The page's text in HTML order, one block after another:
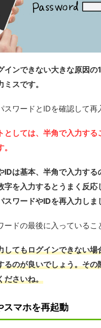
インできない大きな原因の
ミスです。
スワードとIDを確認して再
としては、半角で入力する
IDは基本、半角で入力する
字を入力するとうまく反応
スワードやIDを再入力しま
ードの最後に入っているこ
してもログインできない場
るのが良いでしょう。その
ださいね。
スマホを再起動